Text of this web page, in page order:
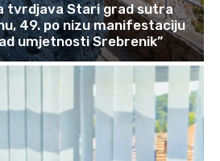
tvrdjava Stari grad sutra
49. po nizu manifestaciju
umjetnosti Srebrenik”